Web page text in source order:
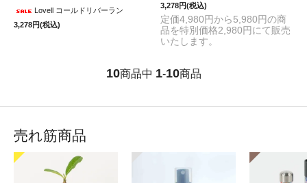
Lovell コールドリバーラン
3,278円(税込)
3,278円(税込)
定価4,980円から5,980円の商
品を特別価格2,980円にて販売
いたします。
10商品中 1-10商品
売れ筋商品